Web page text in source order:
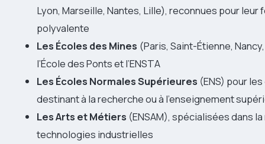
Lyon, Marseille, Nantes, Lille), reconnues pour leur
polyvalente
Les Écoles des Mines (Paris, Saint-Étienne,
l’École des Ponts et l’ENSTA
Les Écoles Normales Supérieures (ENS) pour
destinant à la recherche ou à l’enseignement
Les Arts et Métiers (ENSAM), spécialisées dans
technologies industrielles